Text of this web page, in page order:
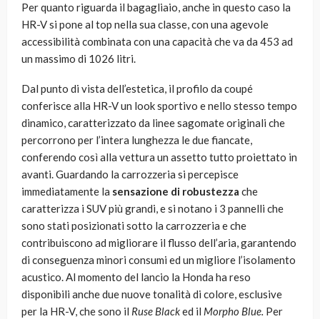
Per quanto riguarda il bagagliaio, anche in questo caso la
HR-V si pone al top nella sua classe, con una agevole
accessibilità combinata con una capacità che va da 453 ad
un massimo di 1026 litri.
Dal punto di vista dell’estetica, il profilo da coupé
conferisce alla HR-V un look sportivo e nello stesso tempo
dinamico, caratterizzato da linee sagomate originali che
percorrono per l’intera lunghezza le due fiancate,
conferendo così alla vettura un assetto tutto proiettato in
avanti. Guardando la carrozzeria si percepisce
immediatamente la sensazione di robustezza che
caratterizza i SUV più grandi, e si notano i 3 pannelli che
sono stati posizionati sotto la carrozzeria e che
contribuiscono ad migliorare il flusso dell’aria, garantendo
di conseguenza minori consumi ed un migliore l’isolamento
acustico. Al momento del lancio la Honda ha reso
disponibili anche due nuove tonalità di colore, esclusive
per la HR-V, che sono il Ruse Blacked il Morpho Blue. Per